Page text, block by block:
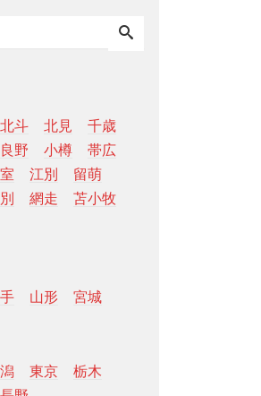
北斗 北見
千歳
野 小樽
帯広
江別
留萌
網走
苫小牧
山形 宮城
東京
栃木